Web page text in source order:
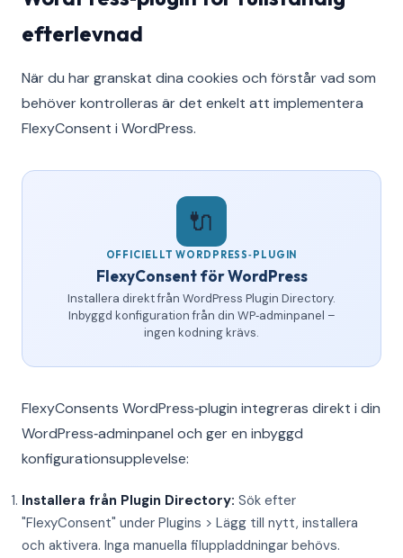
efterlevnad
När du har granskat dina cookies och förstår vad som
behöver kontrolleras är det enkelt att implementera
FlexyConsent i WordPress.
🔌
OFFICIELLT WORDPRESS‑PLUGIN
FlexyConsent för WordPress
Installera direkt från WordPress Plugin Directory.
Inbyggd konfiguration från din WP‑adminpanel –
ingen kodning krävs.
FlexyConsents WordPress‑plugin integreras direkt i din
WordPress‑adminpanel och ger en inbyggd
konfigurationsupplevelse:
Installera från Plugin Directory: Sök efter
"FlexyConsent" under Plugins > Lägg till nytt, installera
och aktivera. Inga manuella filuppladdningar behövs.